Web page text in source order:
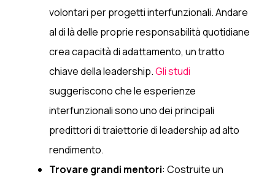
volontari per progetti interfunzionali. Andare
al di là delle proprie responsabilità quotidiane
crea capacità di adattamento, un tratto
chiave della leadership.Gli studi
suggeriscono che le esperienze
interfunzionali sono uno dei principali
predittori di traiettorie di leadership ad alto
rendimento.
Trovare grandi mentori: Costruite un